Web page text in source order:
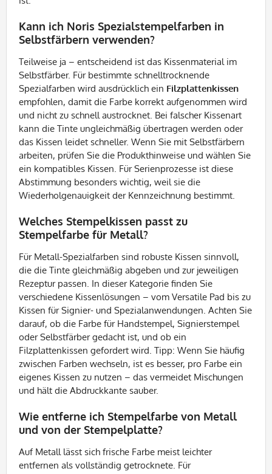
Kann ich Noris Spezialstempelfarben in
Selbstfärbern verwenden?
Teilweise ja – entscheidend ist das Kissenmaterial im
Selbstfärber. Für bestimmte schnelltrocknende
Spezialfarben wird ausdrücklich ein Filzplattenkissen
empfohlen, damit die Farbe korrekt aufgenommen wird
und nicht zu schnell austrocknet. Bei falscher Kissenart
kann die Tinte ungleichmäßig übertragen werden oder
das Kissen leidet schneller. Wenn Sie mit Selbstfärbern
arbeiten, prüfen Sie die Produkthinweise und wählen Sie
ein kompatibles Kissen. Für Serienprozesse ist diese
Abstimmung besonders wichtig, weil sie die
Wiederholgenauigkeit der Kennzeichnung bestimmt.
Welches Stempelkissen passt zu
Stempelfarbe für Metall?
Für Metall-Spezialfarben sind robuste Kissen sinnvoll,
die die Tinte gleichmäßig abgeben und zur jeweiligen
Rezeptur passen. In dieser Kategorie finden Sie
verschiedene Kissenlösungen – vom Versatile Pad bis zu
Kissen für Signier- und Spezialanwendungen. Achten Sie
darauf, ob die Farbe für Handstempel, Signierstempel
oder Selbstfärber gedacht ist, und ob ein
Filzplattenkissen gefordert wird. Tipp: Wenn Sie häufig
zwischen Farben wechseln, ist es besser, pro Farbe ein
eigenes Kissen zu nutzen – das vermeidet Mischungen
und hält die Abdruckkante sauber.
Wie entferne ich Stempelfarbe von Metall
und von der Stempelplatte?
Auf Metall lässt sich frische Farbe meist leichter
entfernen als vollständig getrocknete. Für